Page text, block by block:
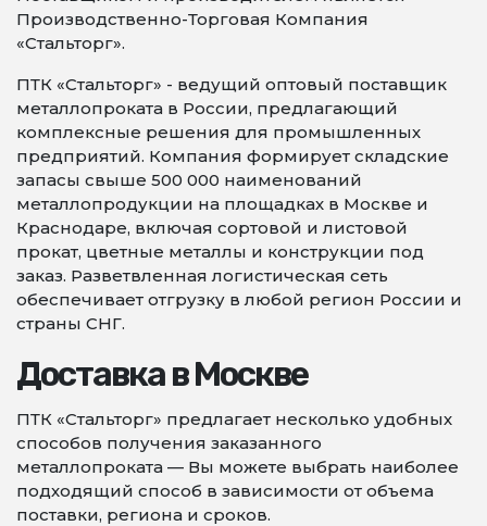
Производственно-Торговая Компания
«Стальторг».
ПТК «Стальторг» - ведущий оптовый поставщик
металлопроката в России, предлагающий
комплексные решения для промышленных
предприятий. Компания формирует складские
запасы свыше 500 000 наименований
металлопродукции на площадках в Москве и
Краснодаре, включая сортовой и листовой
прокат, цветные металлы и конструкции под
заказ. Разветвленная логистическая сеть
обеспечивает отгрузку в любой регион России и
страны СНГ.
Доставка в Москве
ПТК «Стальторг» предлагает несколько удобных
способов получения заказанного
металлопроката — Вы можете выбрать наиболее
подходящий способ в зависимости от объема
поставки, региона и сроков.